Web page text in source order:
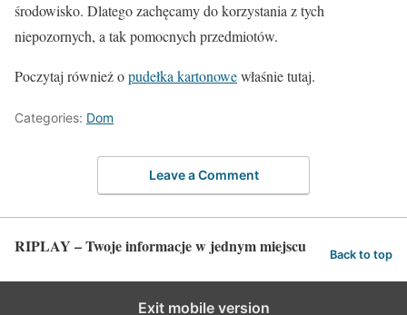
środowisko. Dlatego zachęcamy do korzystania z tych
niepozornych, a tak pomocnych przedmiotów.
Poczytaj również opudełka kartonowewłaśnie tutaj.
Categories: Dom
Leave a Comment
RIPLAY – Twoje informacje w jednym miejscu Back to top
Exit mobile version